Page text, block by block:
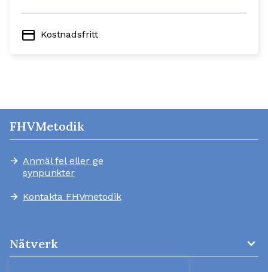
credit_card Kostnadsfritt
FHVMetodik
arrow_forward Anmäl fel eller ge
synpunkter
arrow_forward Kontakta FHVmetodik
Nätverk expand_more